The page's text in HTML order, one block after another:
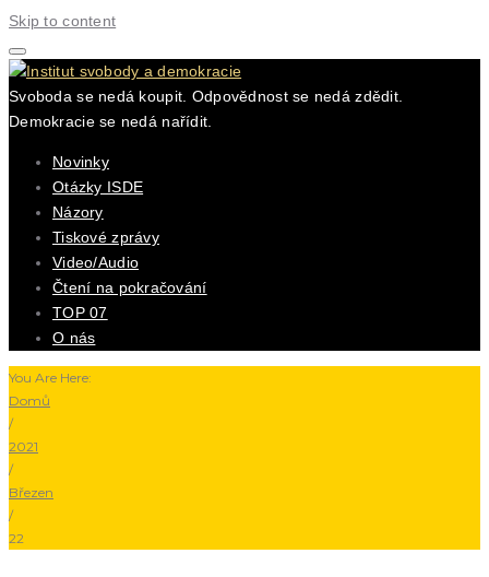
Skip to content
Svoboda se nedá koupit. Odpovědnost se nedá zdědit.
Demokracie se nedá nařídit.
Novinky
Otázky ISDE
Názory
Tiskové zprávy
Video/Audio
Čtení na pokračování
TOP 07
O nás
You Are Here:
Domů
/
2021
/
Březen
/
22